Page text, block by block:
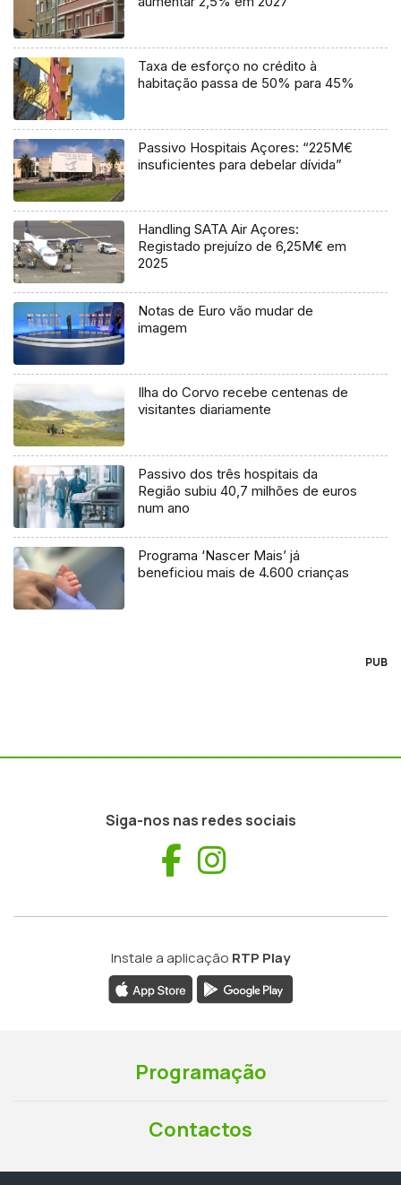
Taxa de esforço no crédito à
habitação passa de 50% para 45%
Passivo Hospitais Açores: “225M€
insuficientes para debelar dívida”
Handling SATA Air Açores:
Registado prejuízo de 6,25M€ em
2025
Notas de Euro vão mudar de
imagem
Ilha do Corvo recebe centenas de
visitantes diariamente
Passivo dos três hospitais da
Região subiu 40,7 milhões de euros
num ano
Programa ‘Nascer Mais’ já
beneficiou mais de 4.600 crianças
PUB
Siga-nos nas redes sociais
Facebook
Instale a aplicação RTP Play
Programação
Contactos